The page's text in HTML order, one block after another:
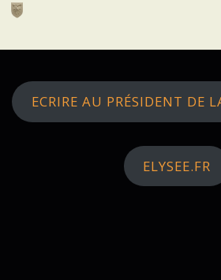
Skip
ECRIRE AU PRÉSIDENT DE
ELYSEE.FR